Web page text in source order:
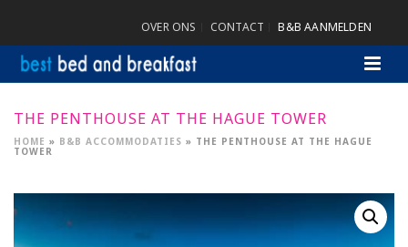
OVER ONS CONTACT B&B AANMELDEN
THE PENTHOUSE AT THE HAGUE TOWER
HOME » B&B ACCOMMODATIES » THE PENTHOUSE AT THE HAGUE
TOWER